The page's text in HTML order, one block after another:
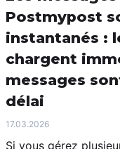
Postmypost
instantanés :
chargent
messages
délai
17.03.2026
Si vous gérez